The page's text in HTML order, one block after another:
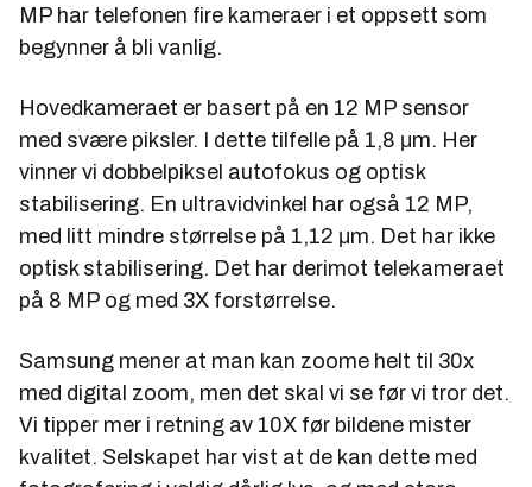
MP har telefonen fire kameraer i et oppsett som
begynner å bli vanlig.
Hovedkameraet er basert på en 12 MP sensor
med svære piksler. I dette tilfelle på 1,8 μm. Her
vinner vi dobbelpiksel autofokus og optisk
stabilisering. En ultravidvinkel har også 12 MP,
med litt mindre størrelse på 1,12 μm. Det har ikke
optisk stabilisering. Det har derimot telekameraet
på 8 MP og med 3X forstørrelse.
Samsung mener at man kan zoome helt til 30x
med digital zoom, men det skal vi se før vi tror det.
Vi tipper mer i retning av 10X før bildene mister
kvalitet. Selskapet har vist at de kan dette med